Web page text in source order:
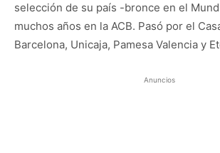
selección de su país -bronce en el
muchos años en la ACB. Pasó por el
Barcelona, Unicaja, Pamesa Valencia y
Anuncios